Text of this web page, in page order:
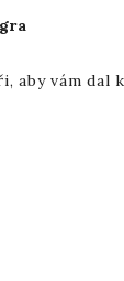
aby vám dal